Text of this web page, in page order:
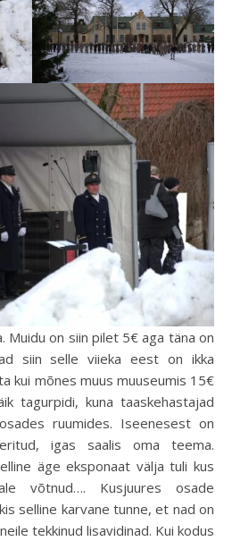
Muidu on siin pilet 5€ aga täna on
siin selle viieka eest on ikka
kui mõnes muus muuseumis 15€
tagurpidi, kuna taaskehastajad
ruumides. Iseenesest on
igas saalis oma teema.
äge eksponaat välja tuli kus
võtnud…. Kusjuures osade
selline karvane tunne, et nad on
tekkinud lisavidinad. Kui kodus